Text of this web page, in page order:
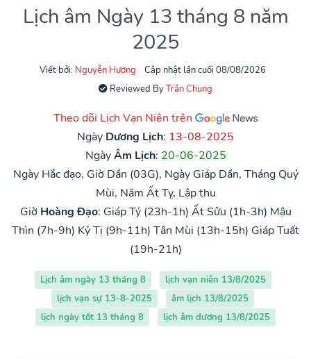
Lịch âm Ngày 13 tháng 8 năm
2025
Viết bởi: Nguyễn Hương
Cập nhật lần cuối 08/08/2026
Reviewed ByTrần Chung
Theo dõi Lịch Vạn Niên trên
Ngày Dương Lịch: 13-08-2025
NgàyÂm Lịch: 20-06-2025
Ngày Hắc đạo, Giờ Dần (03G), Ngày Giáp Dần, Tháng Quý
Mùi, Năm Ất Tỵ, Lập thu
Giờ Hoàng Đạo: Giáp Tý (23h-1h) Ất Sửu (1h-3h) Mậu
Thìn (7h-9h) Kỷ Tị (9h-11h) Tân Mùi (13h-15h) Giáp Tuất
(19h-21h)
Lịch âm ngày 13 tháng 8
lịch vạn niên 13/8/2025
lịch vạn sự 13-8-2025
âm lịch 13/8/2025
lịch ngày tốt 13 tháng 8
lịch âm dương 13/8/2025